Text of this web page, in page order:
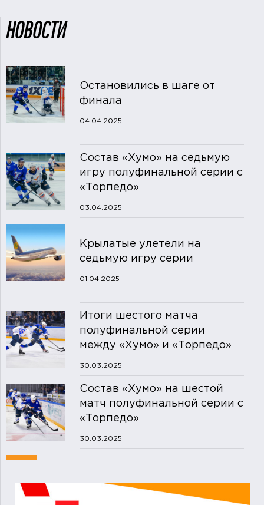
НОВОСТИ
Остановились в шаге от
финала
04.04.2025
Состав «Хумо» на седьмую
игру полуфинальной серии с
«Торпедо»
03.04.2025
Крылатые улетели на
седьмую игру серии
01.04.2025
Итоги шестого матча
полуфинальной серии
между «Хумо» и «Торпедо»
30.03.2025
Состав «Хумо» на шестой
матч полуфинальной серии с
«Торпедо»
30.03.2025